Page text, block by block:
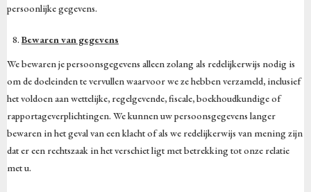
persoonlijke gegevens.
Bewaren van gegevens
We bewaren je persoonsgegevens alleen zolang als redelijkerwijs nodig is
om de doeleinden te vervullen waarvoor we ze hebben verzameld, inclusief
het voldoen aan wettelijke, regelgevende, fiscale, boekhoudkundige of
rapportageverplichtingen. We kunnen uw persoonsgegevens langer
bewaren in het geval van een klacht of als we redelijkerwijs van mening zijn
dat er een rechtszaak in het verschiet ligt met betrekking tot onze relatie
met u.